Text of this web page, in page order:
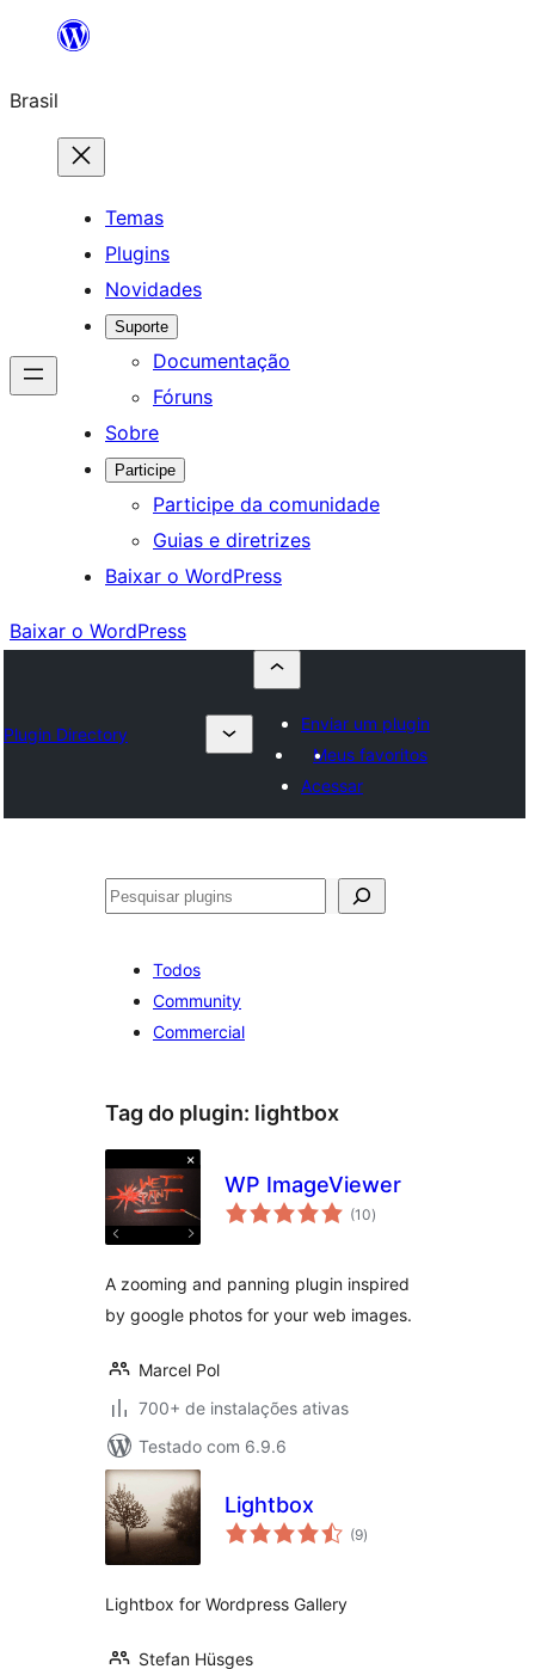
o
conteúdo
Brasil
Temas
Plugins
Novidades
Suporte
Documentação
Fóruns
Sobre
Participe
Participe da comunidade
Guias e diretrizes
Baixar o WordPress
Baixar o WordPress
Plugin Directory
Enviar um plugin
Meus favoritos
Acessar
Pesquisar
Todos
Community
Commercial
Tag do plugin: lightbox
WP ImageViewer
(10total
de
)
A zooming and panning plugin inspired
by google photos for your web images.
Marcel Pol
700+ de instalações ativas
Testado com 6.9.6
Lightbox
(9total
de
)
Lightbox for Wordpress Gallery
Stefan Hüsges